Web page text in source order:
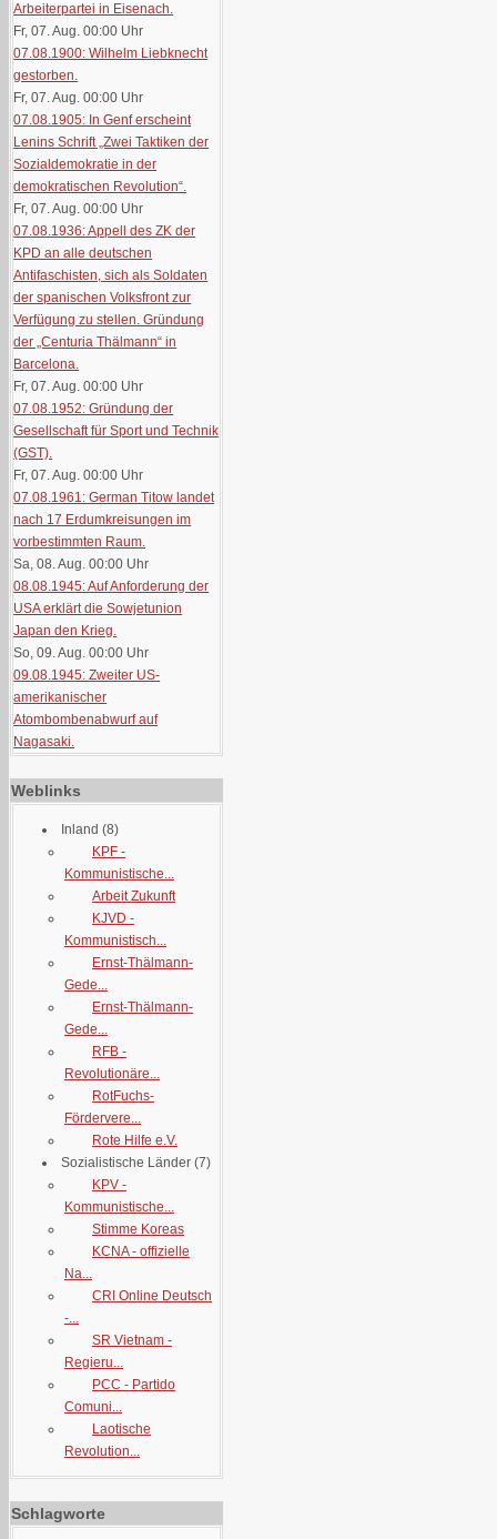
Arbeiterpartei in Eisenach.
Fr, 07. Aug. 00:00 Uhr
07.08.1900: Wilhelm Liebknecht
gestorben.
Fr, 07. Aug. 00:00 Uhr
07.08.1905: In Genf erscheint
Lenins Schrift „Zwei Taktiken der
Sozialdemokratie in der
demokratischen Revolution“.
Fr, 07. Aug. 00:00 Uhr
07.08.1936: Appell des ZK der
KPD an alle deutschen
Antifaschisten, sich als Soldaten
der spanischen Volksfront zur
Verfügung zu stellen. Gründung
der „Centuria Thälmann“ in
Barcelona.
Fr, 07. Aug. 00:00 Uhr
07.08.1952: Gründung der
Gesellschaft für Sport und Technik
(GST).
Fr, 07. Aug. 00:00 Uhr
07.08.1961: German Titow landet
nach 17 Erdumkreisungen im
vorbestimmten Raum.
Sa, 08. Aug. 00:00 Uhr
08.08.1945: Auf Anforderung der
USA erklärt die Sowjetunion
Japan den Krieg.
So, 09. Aug. 00:00 Uhr
09.08.1945: Zweiter US-
amerikanischer
Atombombenabwurf auf
Nagasaki.
Weblinks
Inland (8)
KPF -
Kommunistische...
Arbeit Zukunft
KJVD -
Kommunistisch...
Ernst-Thälmann-
Gede...
Ernst-Thälmann-
Gede...
RFB -
Revolutionäre...
RotFuchs-
Fördervere...
Rote Hilfe e.V.
Sozialistische Länder (7)
KPV -
Kommunistische...
Stimme Koreas
KCNA - offizielle
Na...
CRI Online Deutsch
-...
SR Vietnam -
Regieru...
PCC - Partido
Comuni...
Laotische
Revolution...
Schlagworte